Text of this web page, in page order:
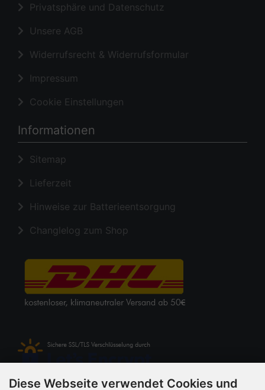
Privatsphäre und Datenschutz
Unsere AGB
Widerrufsrecht & Widerrufsformular
Impressum
Cookie Einstellungen
Informationen
Sitemap
Lieferzeit
Hinweise zur Batterieentsorgung
Changlelog zum Shop
Diese Webseite verwendet Cookies und